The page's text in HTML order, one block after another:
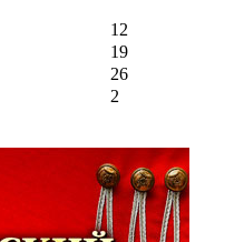
12
19
26
2